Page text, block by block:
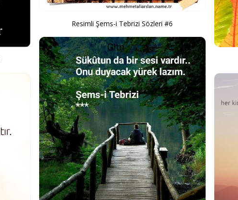
Resimli Şems-i Tebrizi Sözleri #6